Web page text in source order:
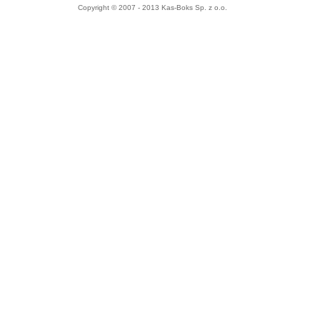
Copyright © 2007 - 2013 Kas-Boks Sp. z o.o.